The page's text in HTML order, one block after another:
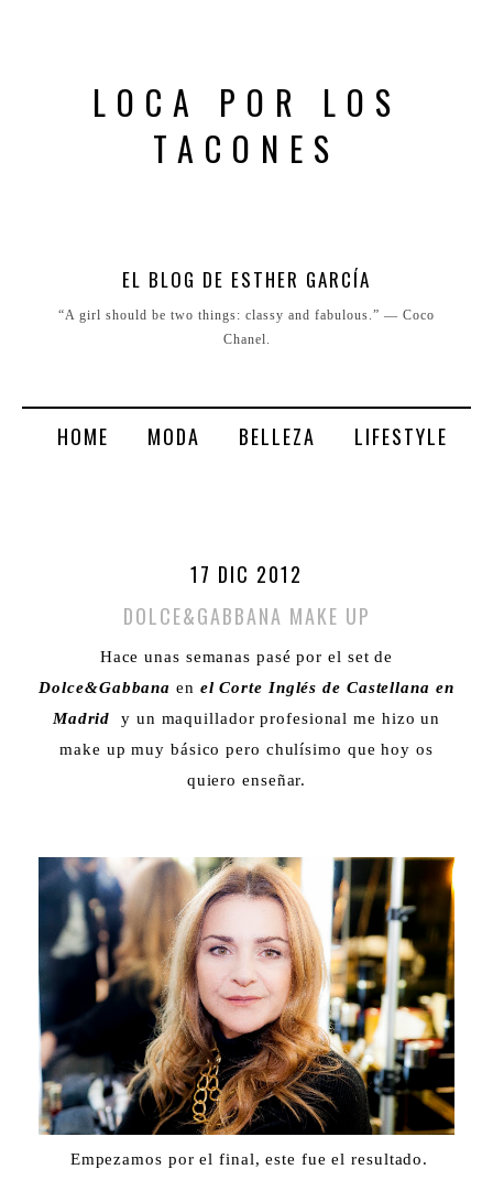
LOCA POR LOS
TACONES
EL BLOG DE ESTHER GARCÍA
“A girl should be two things: classy and fabulous.” ― Coco
Chanel.
HOME MODA BELLEZA LIFESTYLE
17 DIC 2012
DOLCE&GABBANA MAKE UP
Hace unas semanas pasé por el set de
Dolce&Gabbana en el Corte Inglés de Castellana en
Madrid y un maquillador profesional me hizo un
make up muy básico pero chulísimo que hoy os
quiero enseñar.
Empezamos por el final, este fue el resultado.